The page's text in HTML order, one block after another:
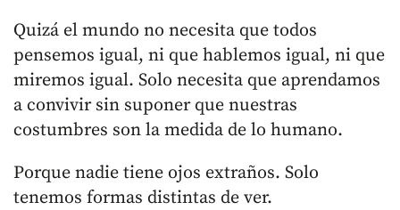
Quizá el mundo no necesita que todos
pensemos igual, ni que hablemos igual, ni que
miremos igual. Solo necesita que aprendamos
a convivir sin suponer que nuestras
costumbres son la medida de lo humano.
Porque nadie tiene ojos extraños. Solo
tenemos formas distintas de ver.